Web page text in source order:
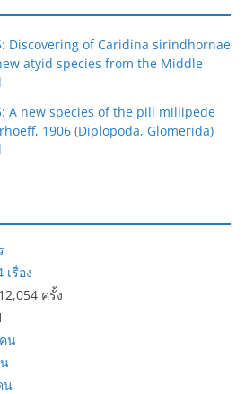
Discovering of Caridina sirindhornae
atyid species from the Middle
A new species of the pill millipede
1906 (Diplopoda, Glomerida)
รื่อง
ครั้ง
น
น